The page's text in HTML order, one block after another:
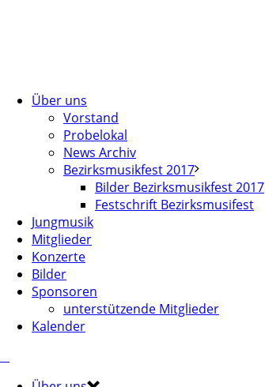
Über uns
Vorstand
Probelokal
News Archiv
Bezirksmusikfest 2017
Bilder Bezirksmusikfest 2017
Festschrift Bezirksmusifest
Jungmusik
Mitglieder
Konzerte
Bilder
Sponsoren
unterstützende Mitglieder
Kalender